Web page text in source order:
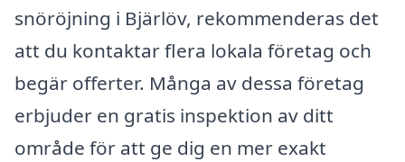
snöröjning i Bjärlöv, rekommenderas det
att du kontaktar flera lokala företag och
begär offerter. Många av dessa företag
erbjuder en gratis inspektion av ditt
område för att ge dig en mer exakt